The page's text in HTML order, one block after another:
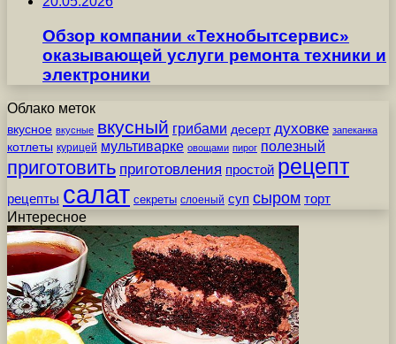
Обзор компании «Технобытсервис»
оказывающей услуги ремонта техники и
электроники
Облако меток
вкусное вкусные вкусный грибами десерт духовке запеканка
котлеты курицей мультиварке овощами пирог полезный
приготовить приготовления простой рецепт
рецепты салат секреты слоеный суп сыром торт
Интересное